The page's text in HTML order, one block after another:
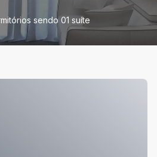
sendo 01 suíte